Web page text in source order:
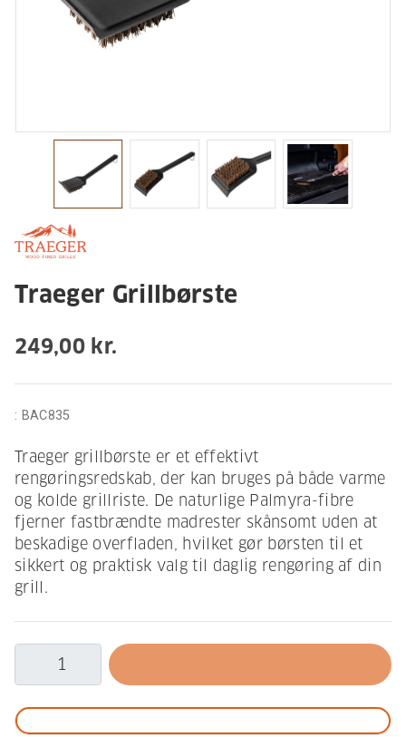
Traeger Grillbørste
249,00 kr.
: BAC835
Traeger grillbørste er et effektivt
rengøringsredskab, der kan bruges på både varme
og kolde grillriste. De naturlige Palmyra-fibre
fjerner fastbrændte madrester skånsomt uden at
beskadige overfladen, hvilket gør børsten til et
sikkert og praktisk valg til daglig rengøring af din
grill.